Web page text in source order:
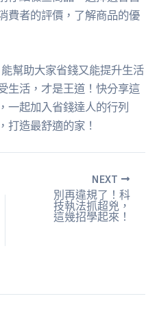
費者的評價，了解商品的優
幫助大家省錢又能提升生活
生活，才是王道！快分享這
一起加入省錢達人的行列
打造最舒適的家！
NEXT
別再違規了！科
技執法抓超兇，
這幾招學起來！